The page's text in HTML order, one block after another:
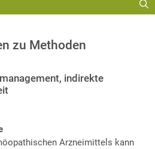
zu Methoden
indirekte
Arzneimittels kann